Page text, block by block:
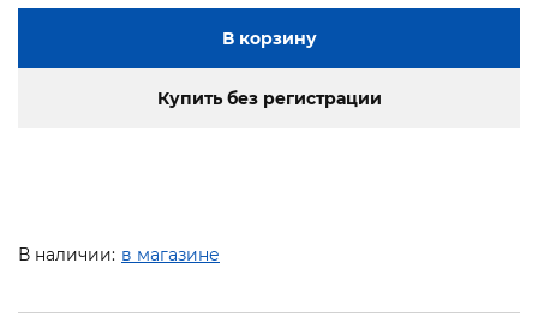
В корзину
Купить без регистрации
В наличии: в магазине